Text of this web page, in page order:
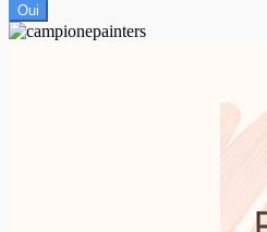
Oui